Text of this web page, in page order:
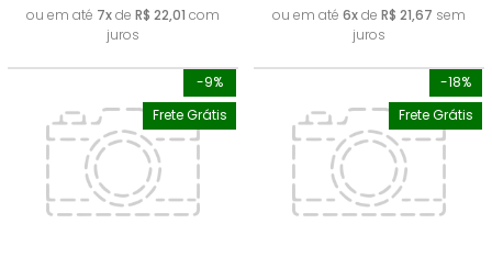
ou em até 7xde R$ 22,01 com
juros
ou em até 6xde R$ 21,67 sem
juros
-9%
Frete Grátis
-18%
Frete Grátis